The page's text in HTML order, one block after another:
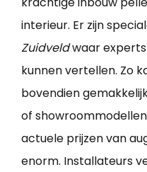
interieur. Er zijn
Zuidveldwaar
kunnen vertellen. Zo
bovendien
of
actuele prijzen van
enorm. Installateurs